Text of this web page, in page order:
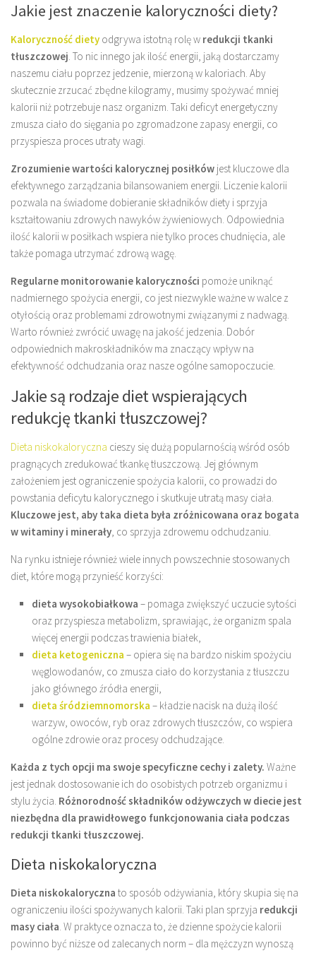
Jakie jest znaczenie kaloryczności diety?
Kaloryczność diety odgrywa istotną rolę w redukcji tkanki
tłuszczowej. To nic innego jak ilość energii, jaką dostarczamy
naszemu ciału poprzez jedzenie, mierzoną w kaloriach. Aby
skutecznie zrzucać zbędne kilogramy, musimy spożywać mniej
kalorii niż potrzebuje nasz organizm. Taki deficyt energetyczny
zmusza ciało do sięgania po zgromadzone zapasy energii, co
przyspiesza proces utraty wagi.
Zrozumienie wartości kalorycznej posiłków jest kluczowe dla
efektywnego zarządzania bilansowaniem energii. Liczenie kalorii
pozwala na świadome dobieranie składników diety i sprzyja
kształtowaniu zdrowych nawyków żywieniowych. Odpowiednia
ilość kalorii w posiłkach wspiera nie tylko proces chudnięcia, ale
także pomaga utrzymać zdrową wagę.
Regularne monitorowanie kaloryczności pomoże uniknąć
nadmiernego spożycia energii, co jest niezwykle ważne w walce z
otyłością oraz problemami zdrowotnymi związanymi z nadwagą.
Warto również zwrócić uwagę na jakość jedzenia. Dobór
odpowiednich makroskładników ma znaczący wpływ na
efektywność odchudzania oraz nasze ogólne samopoczucie.
Jakie są rodzaje diet wspierających
redukcję tkanki tłuszczowej?
Dieta niskokaloryczna cieszy się dużą popularnością wśród osób
pragnących zredukować tkankę tłuszczową. Jej głównym
założeniem jest ograniczenie spożycia kalorii, co prowadzi do
powstania deficytu kalorycznego i skutkuje utratą masy ciała.
Kluczowe jest, aby taka dieta była zróżnicowana oraz bogata
w witaminy i minerały, co sprzyja zdrowemu odchudzaniu.
Na rynku istnieje również wiele innych powszechnie stosowanych
diet, które mogą przynieść korzyści:
dieta wysokobiałkowa – pomaga zwiększyć uczucie sytości
oraz przyspiesza metabolizm, sprawiając, że organizm spala
więcej energii podczas trawienia białek,
dieta ketogeniczna – opiera się na bardzo niskim spożyciu
węglowodanów, co zmusza ciało do korzystania z tłuszczu
jako głównego źródła energii,
dieta śródziemnomorska – kładzie nacisk na dużą ilość
warzyw, owoców, ryb oraz zdrowych tłuszczów, co wspiera
ogólne zdrowie oraz procesy odchudzające.
Każda z tych opcji ma swoje specyficzne cechy i zalety. Ważne
jest jednak dostosowanie ich do osobistych potrzeb organizmu i
stylu życia. Różnorodność składników odżywczych w diecie jest
niezbędna dla prawidłowego funkcjonowania ciała podczas
redukcji tkanki tłuszczowej.
Dieta niskokaloryczna
Dieta niskokaloryczna to sposób odżywiania, który skupia się na
ograniczeniu ilości spożywanych kalorii. Taki plan sprzyja redukcji
masy ciała. W praktyce oznacza to, że dzienne spożycie kalorii
powinno być niższe od zalecanych norm – dla mężczyzn wynoszą